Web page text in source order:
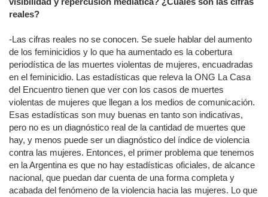
reales?
-Las cifras reales no se conocen. Se suele hablar del aumento
de los feminicidios y lo que ha aumentado es la cobertura
periodística de las muertes violentas de mujeres, encuadradas
en el feminicidio. Las estadísticas que releva la ONG La Casa
del Encuentro tienen que ver con los casos de muertes
violentas de mujeres que llegan a los medios de comunicación.
Esas estadísticas son muy buenas en tanto son indicativas,
pero no es un diagnóstico real de la cantidad de muertes que
hay, y menos puede ser un diagnóstico del índice de violencia
contra las mujeres. Entonces, el primer problema que tenemos
en la Argentina es que no hay estadísticas oficiales, de alcance
nacional, que puedan dar cuenta de una forma completa y
acabada del fenómeno de la violencia hacia las mujeres. Lo que